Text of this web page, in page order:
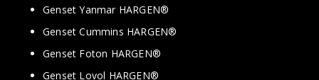
Genset Yanmar HARGEN®
Genset Cummins HARGEN®
Genset Foton HARGEN®
Genset Lovol HARGEN®